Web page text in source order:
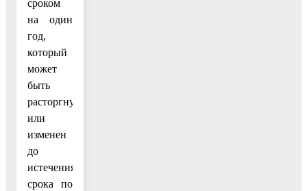
сроком
на один
год,
который
может
быть
расторгнут
или
изменен
до
истечения
срока по